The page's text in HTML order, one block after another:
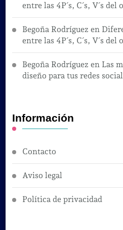
entre las 4P´s, C´s, V´s
Begoña Rodríguez en
entre las 4P´s, C´s, V´s
Begoña Rodríguez en Las
diseño para tus redes
Información
Contacto
Aviso legal
Política de privacidad